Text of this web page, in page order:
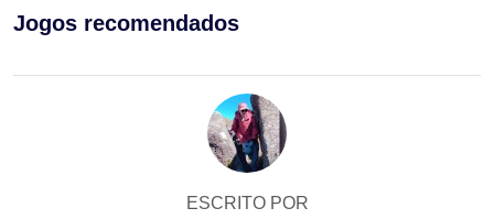
Jogos recomendados
ESCRITO POR